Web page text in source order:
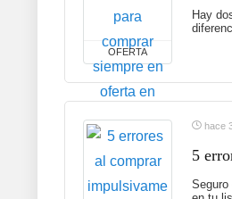
OFERTA
Hay
hace
5